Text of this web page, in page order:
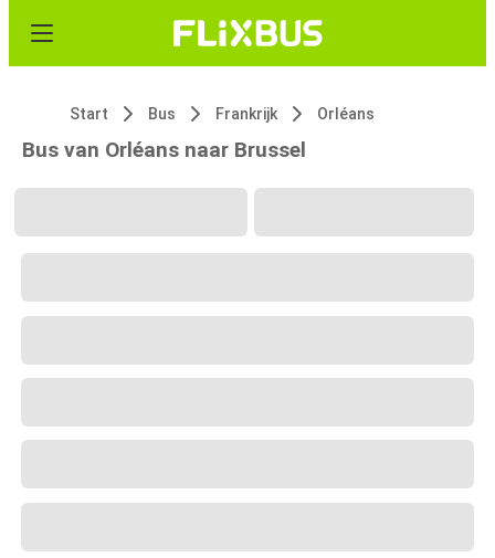
Start Bus Frankrijk Orléans
Bus van Orléans naar Brussel